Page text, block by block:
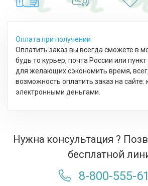
Оплата при получении
Оплатить заказ вы всегда сможете в
будь то курьер, почта России или
для желающих сэкономить время,
возможность оплатить заказ на сайте:
электронными деньгами.
Нужна консультация ?
бесплатной
8-800-555-